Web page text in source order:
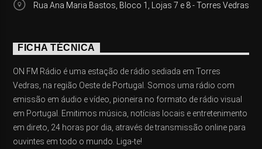
Rua Ana Maria Bastos, Bloco 1, Lojas 7 e 8 - Torres Vedras
FICHA TÉCNICA
ON FM Rádio é uma estação de rádio sediada em Torres
Vedras, na região Oeste de Portugal. Somos uma rádio com
emissão em áudio e vídeo, pioneira no formato de rádio visual
em Portugal. Emitimos música, notícias locais e entretenimento
em direto, 24 horas por dia, através de transmissão online para
ouvintes em todo o mundo. Liga-te!